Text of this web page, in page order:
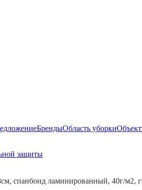
БрендыОбласть уборки
защиты
спанбонд ламинированный, 40г/м2,